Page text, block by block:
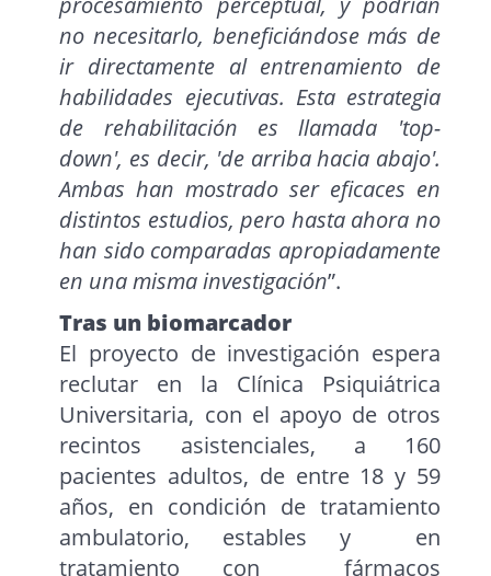
no necesitarlo, beneficiándose más de
ir directamente al entrenamiento de
habilidades ejecutivas. Esta estrategia
de rehabilitación es llamada 'top-
down', es decir, 'de arriba hacia abajo'.
Ambas han mostrado ser eficaces en
distintos estudios, pero hasta ahora no
han sido comparadas apropiadamente
en una misma investigación”.
Tras un biomarcador
El proyecto de investigación espera
reclutar en la Clínica Psiquiátrica
Universitaria, con el apoyo de otros
recintos asistenciales, a 160
pacientes adultos, de entre 18 y 59
años, en condición de tratamiento
ambulatorio, estables y en
tratamiento con fármacos